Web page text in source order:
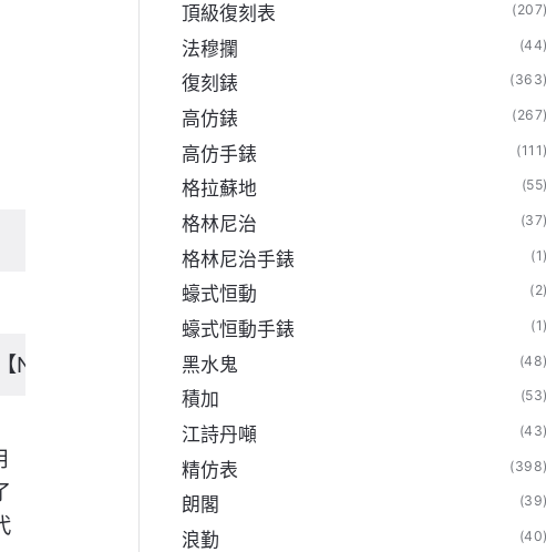
厂官方旗舰店】
頂級復刻表
法穆攔
復刻錶
高仿錶
高仿手錶
格拉蘇地
格林尼治
格林尼治手錶
蠔式恒動
蠔式恒動手錶
黑水鬼
積加
江詩丹噸
精仿表
朗閣
浪勤